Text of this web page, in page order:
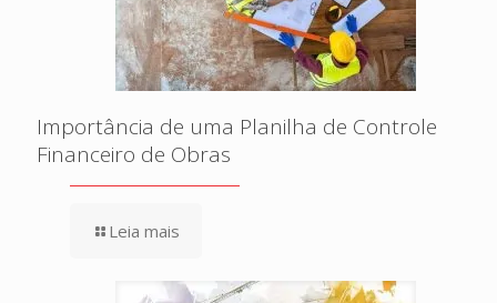
Importância de uma Planilha de Controle
Financeiro de Obras
Leia mais